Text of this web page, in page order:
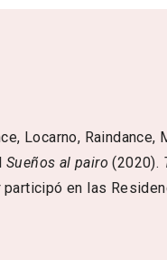
Locarno,
Sueños al pairo (2020).
participó en las